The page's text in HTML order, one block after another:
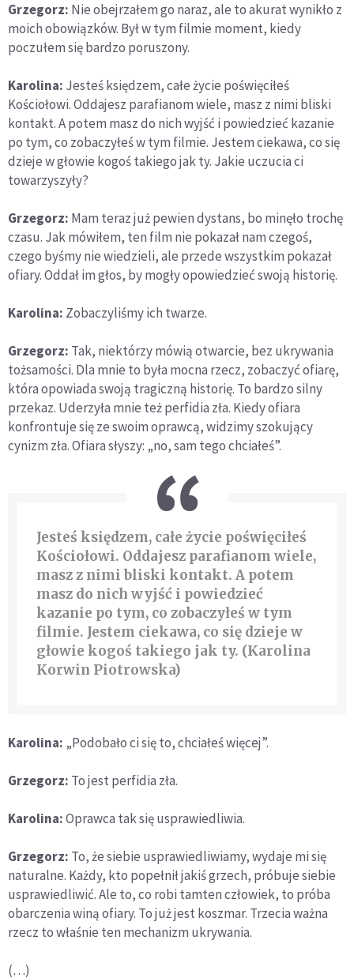
Grzegorz: Nie obejrzałem go naraz, ale to akurat wynikło z
moich obowiązków. Był w tym filmie moment, kiedy
poczułem się bardzo poruszony.
Karolina: Jesteś księdzem, całe życie poświęciłeś
Kościołowi. Oddajesz parafianom wiele, masz z nimi bliski
kontakt. A potem masz do nich wyjść i powiedzieć kazanie
po tym, co zobaczyłeś w tym filmie. Jestem ciekawa, co się
dzieje w głowie kogoś takiego jak ty. Jakie uczucia ci
towarzyszyły?
Grzegorz: Mam teraz już pewien dystans, bo minęło trochę
czasu. Jak mówiłem, ten film nie pokazał nam czegoś,
czego byśmy nie wiedzieli, ale przede wszystkim pokazał
ofiary. Oddał im głos, by mogły opowiedzieć swoją historię.
Karolina: Zobaczyliśmy ich twarze.
Grzegorz: Tak, niektórzy mówią otwarcie, bez ukrywania
tożsamości. Dla mnie to była mocna rzecz, zobaczyć ofiarę,
która opowiada swoją tragiczną historię. To bardzo silny
przekaz. Uderzyła mnie też perfidia zła. Kiedy ofiara
konfrontuje się ze swoim oprawcą, widzimy szokujący
cynizm zła. Ofiara słyszy: „no, sam tego chciałeś”.
Jesteś księdzem, całe życie poświęciłeś
Kościołowi. Oddajesz parafianom wiele,
masz z nimi bliski kontakt. A potem
masz do nich wyjść i powiedzieć
kazanie po tym, co zobaczyłeś w tym
filmie. Jestem ciekawa, co się dzieje w
głowie kogoś takiego jak ty. (Karolina
Korwin Piotrowska)
Karolina: „Podobało ci się to, chciałeś więcej”.
Grzegorz: To jest perfidia zła.
Karolina:Oprawca tak się usprawiedliwia.
Grzegorz: To, że siebie usprawiedliwiamy, wydaje mi się
naturalne. Każdy, kto popełnił jakiś grzech, próbuje siebie
usprawiedliwić. Ale to, co robi tamten człowiek, to próba
obarczenia winą ofiary. To już jest koszmar. Trzecia ważna
rzecz to właśnie ten mechanizm ukrywania.
(…)